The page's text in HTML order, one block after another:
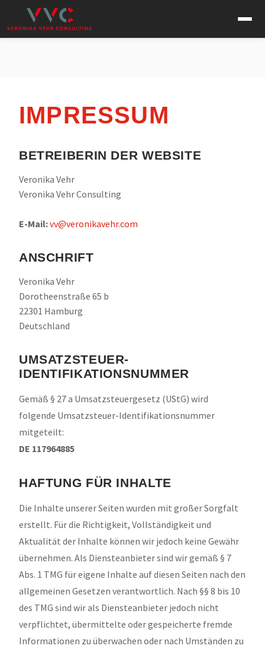
IMPRESSUM
BETREIBERIN DER WEBSITE
Veronika Vehr
Veronika Vehr Consulting
E-Mail:vv@veronikavehr.com
ANSCHRIFT
Veronika Vehr
Dorotheenstraße 65 b
22301 Hamburg
Deutschland
UMSATZSTEUER-
IDENTIFIKATIONSNUMMER
Gemäß § 27 a Umsatzsteuergesetz (UStG) wird
folgende Umsatzsteuer-Identifikationsnummer
mitgeteilt:
DE 117964885
HAFTUNG FÜR INHALTE
Die Inhalte unserer Seiten wurden mit großer Sorgfalt
erstellt. Für die Richtigkeit, Vollständigkeit und
Aktualität der Inhalte können wir jedoch keine Gewähr
übernehmen. Als Diensteanbieter sind wir gemäß § 7
Abs. 1 TMG für eigene Inhalte auf diesen Seiten nach den
allgemeinen Gesetzen verantwortlich. Nach §§ 8 bis 10
des TMG sind wir als Diensteanbieter jedoch nicht
verpflichtet, übermittelte oder gespeicherte fremde
Informationen zu überwachen oder nach Umständen zu